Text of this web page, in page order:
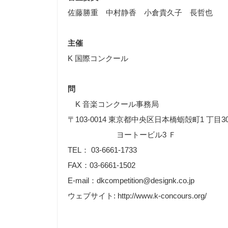
佐藤勝重 中村静香 小倉貴久子 長哲也
主催
K 国際コンクール
問
K 音楽コンクール事務局
〒103-0014 東京都中央区日本橋蛎殻町1 丁目
ヨートービル3 Ｆ
TEL： 03-6661-1733
FAX：03-6661-1502
E-mail：dkcompetition@designk.co.jp
ウェブサイト: http://www.k-concours.org/